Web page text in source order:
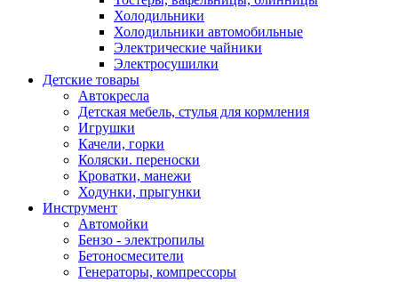
Холодильники
Холодильники автомобильные
Электрические чайники
Электросушилки
Детские товары
Автокресла
Детская мебель, стулья для кормления
Игрушки
Качели, горки
Коляски. переноски
Кроватки, манежи
Ходунки, прыгунки
Инструмент
Автомойки
Бензо - электропилы
Бетоносмесители
Генераторы, компрессоры